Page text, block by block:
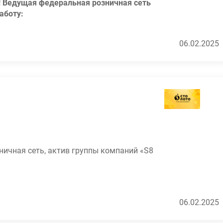
НА ДОЛЖНОСТЯХ: старший продавец,
федеральная розничная сеть
остальному научим!
за стаж. Средний доход
56000 – 79000
рабочий день, неполная рабочая неделя
кофе и чаем
его семьи в формате телемедицины, включая
06.02.2025
сеть, актив группы компаний «S8
06.02.2025